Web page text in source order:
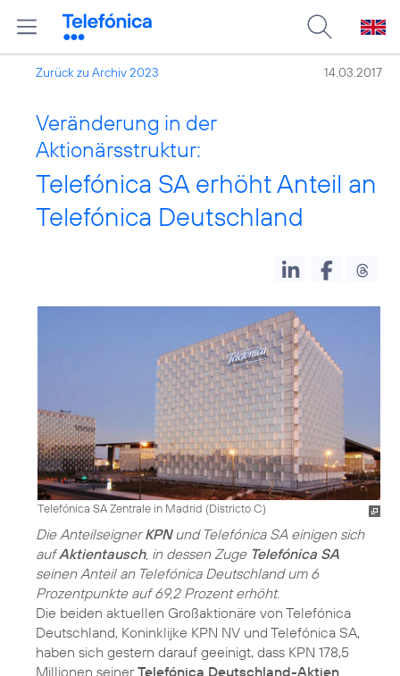
Zurück zu Archiv 2023 14.03.2017
Veränderung in der
Aktionärsstruktur:
Telefónica SA erhöht Anteil an
Telefónica Deutschland
Telefónica SA Zentrale in Madrid (Districto C)
Die AnteilseignerKPNund Telefónica SA einigen sich
aufAktientausch, in dessen Zuge Telefónica SA
seinen Anteil an Telefónica Deutschland um 6
Prozentpunkte auf 69,2 Prozent erhöht.
Die beiden aktuellen Großaktionäre von Telefónica
Deutschland, Koninklijke KPN NV und Telefónica SA,
haben sich gestern darauf geeinigt, dass KPN 178,5
Millionen seinerTelefónica Deutschland-Aktien